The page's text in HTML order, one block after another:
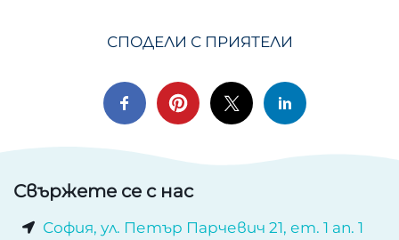
СПОДЕЛИ С ПРИЯТЕЛИ
Свържете се с нас
София, ул. Петър Парчевич 21, ет. 1 ап. 1